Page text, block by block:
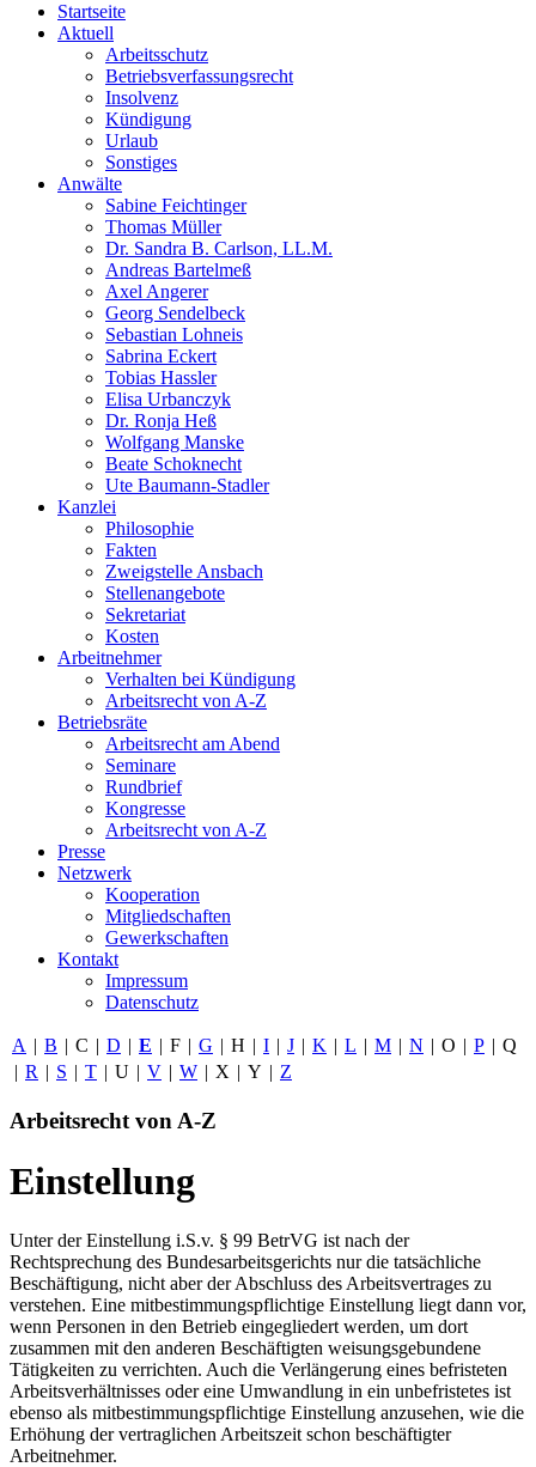
Startseite
Aktuell
Arbeitsschutz
Betriebsverfassungsrecht
Insolvenz
Kündigung
Urlaub
Sonstiges
Anwälte
Sabine Feichtinger
Thomas Müller
Dr. Sandra B. Carlson, LL.M.
Andreas Bartelmeß
Axel Angerer
Georg Sendelbeck
Sebastian Lohneis
Sabrina Eckert
Tobias Hassler
Elisa Urbanczyk
Dr. Ronja Heß
Wolfgang Manske
Beate Schoknecht
Ute Baumann-Stadler
Kanzlei
Philosophie
Fakten
Zweigstelle Ansbach
Stellenangebote
Sekretariat
Kosten
Arbeitnehmer
Verhalten bei Kündigung
Arbeitsrecht von A-Z
Betriebsräte
Arbeitsrecht am Abend
Seminare
Rundbrief
Kongresse
Arbeitsrecht von A-Z
Presse
Netzwerk
Kooperation
Mitgliedschaften
Gewerkschaften
Kontakt
Impressum
Datenschutz
A | B | C | D | E | F | G | H | I | J | K | L | M | N | O | P | Q
| R | S | T | U | V | W | X | Y | Z
Arbeitsrecht von A-Z
Einstellung
Unter der Einstellung i.S.v. § 99 BetrVG ist nach der
Rechtsprechung des Bundesarbeitsgerichts nur die tatsächliche
Beschäftigung, nicht aber der Abschluss des Arbeitsvertrages zu
verstehen. Eine mitbestimmungspflichtige Einstellung liegt dann vor,
wenn Personen in den Betrieb eingegliedert werden, um dort
zusammen mit den anderen Beschäftigten weisungsgebundene
Tätigkeiten zu verrichten. Auch die Verlängerung eines befristeten
Arbeitsverhältnisses oder eine Umwandlung in ein unbefristetes ist
ebenso als mitbestimmungspflichtige Einstellung anzusehen, wie die
Erhöhung der vertraglichen Arbeitszeit schon beschäftigter
Arbeitnehmer.